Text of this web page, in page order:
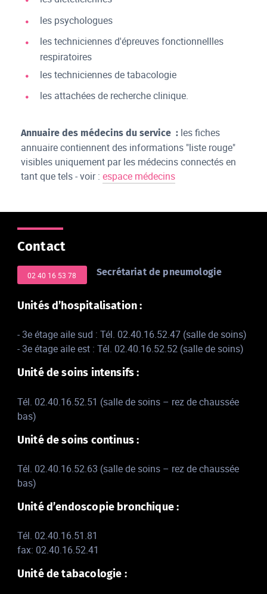
les psychologues
les techniciennes d'épreuves fonctionnellles
respiratoires
les techniciennes de tabacologie
les attachées de recherche clinique.
Annuaire des médecins du service : les fiches
annuaire contiennent des informations "liste rouge"
visibles uniquement par les médecins connectés en
tant que tels - voir :espace médecins
Contact
Secrétariat de pneumologie
02 40 16 53 78
Unités d’hospitalisation :
- 3e étage aile sud : Tél. 02.40.16.52.47 (salle de soins)
- 3e étage aile est : Tél. 02.40.16.52.52 (salle de soins)
Unité de soins intensifs :
Tél. 02.40.16.52.51 (salle de soins – rez de chaussée
bas)
Unité de soins continus :
Tél. 02.40.16.52.63 (salle de soins – rez de chaussée
bas)
Unité d’endoscopie bronchique :
Tél. 02.40.16.51.81
fax: 02.40.16.52.41
Unité de tabacologie :